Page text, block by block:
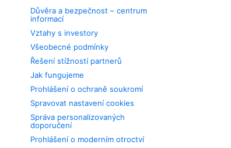
Důvěra a bezpečnost – centrum
informací
Vztahy s investory
Všeobecné podmínky
Řešení stížností partnerů
Jak fungujeme
Prohlášení o ochraně soukromí
Spravovat nastavení cookies
Správa personalizovaných
doporučení
Prohlášení o moderním otroctví